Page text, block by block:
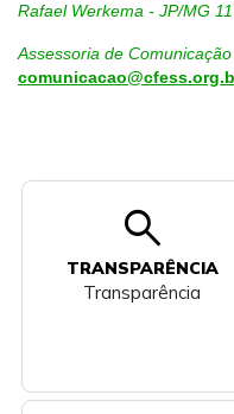
Rafael Werkema - JP/MG
Assessoria de Comunicação
search
TRANSPARÊNCIA
Transparência